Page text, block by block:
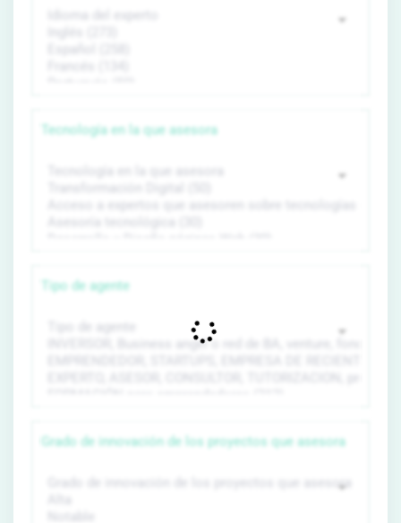
Tecnología en la que asesora
Tipo de agente
Grado de innovación de los proyectos que asesora